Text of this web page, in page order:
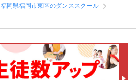
福岡県福岡市東区のダンススクール